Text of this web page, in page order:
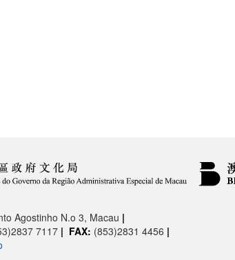
Agostinho N.o 3, Macau |
7117 | FAX: (853)2831 4456 |